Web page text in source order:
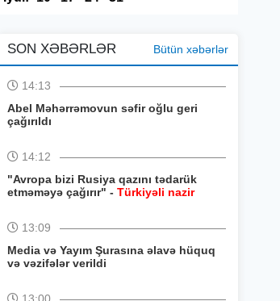
SON XƏBƏRLƏR Bütün xəbərlər
14:13
Abel Məhərrəmovun səfir oğlu geri
çağırıldı
14:12
"Avropa bizi Rusiya qazını tədarük
etməməyə çağırır" - Türkiyəli nazir
13:09
Media və Yayım Şurasına əlavə hüquq
və vəzifələr verildi